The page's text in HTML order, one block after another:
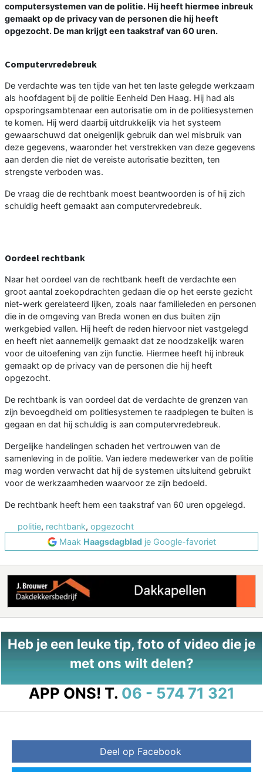
computersystemen van de politie. Hij heeft hiermee inbreuk
gemaakt op de privacy van de personen die hij heeft
opgezocht. De man krijgt een taakstraf van 60 uren.
Computervredebreuk
De verdachte was ten tijde van het ten laste gelegde werkzaam
als hoofdagent bij de politie Eenheid Den Haag. Hij had als
opsporingsambtenaar een autorisatie om in de politiesystemen
te komen. Hij werd daarbij uitdrukkelijk via het systeem
gewaarschuwd dat oneigenlijk gebruik dan wel misbruik van
deze gegevens, waaronder het verstrekken van deze gegevens
aan derden die niet de vereiste autorisatie bezitten, ten
strengste verboden was.
De vraag die de rechtbank moest beantwoorden is of hij zich
schuldig heeft gemaakt aan computervredebreuk.
Oordeel rechtbank
Naar het oordeel van de rechtbank heeft de verdachte een
groot aantal zoekopdrachten gedaan die op het eerste gezicht
niet-werk gerelateerd lijken, zoals naar familieleden en personen
die in de omgeving van Breda wonen en dus buiten zijn
werkgebied vallen. Hij heeft de reden hiervoor niet vastgelegd
en heeft niet aannemelijk gemaakt dat ze noodzakelijk waren
voor de uitoefening van zijn functie. Hiermee heeft hij inbreuk
gemaakt op de privacy van de personen die hij heeft
opgezocht.
De rechtbank is van oordeel dat de verdachte de grenzen van
zijn bevoegdheid om politiesystemen te raadplegen te buiten is
gegaan en dat hij schuldig is aan computervredebreuk.
Dergelijke handelingen schaden het vertrouwen van de
samenleving in de politie. Van iedere medewerker van de politie
mag worden verwacht dat hij de systemen uitsluitend gebruikt
voor de werkzaamheden waarvoor ze zijn bedoeld.
De rechtbank heeft hem een taakstraf van 60 uren opgelegd.
politie, rechtbank, opgezocht
Maak Haagsdagbladje Google-favoriet
Heb je een leuke tip, foto of video die je
met ons wilt delen?
APP ONS! T. 06 - 574 71 321
Deel op Facebook